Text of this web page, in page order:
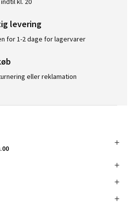
levering
for 1-2 dage for lagervarer
eller reklamation